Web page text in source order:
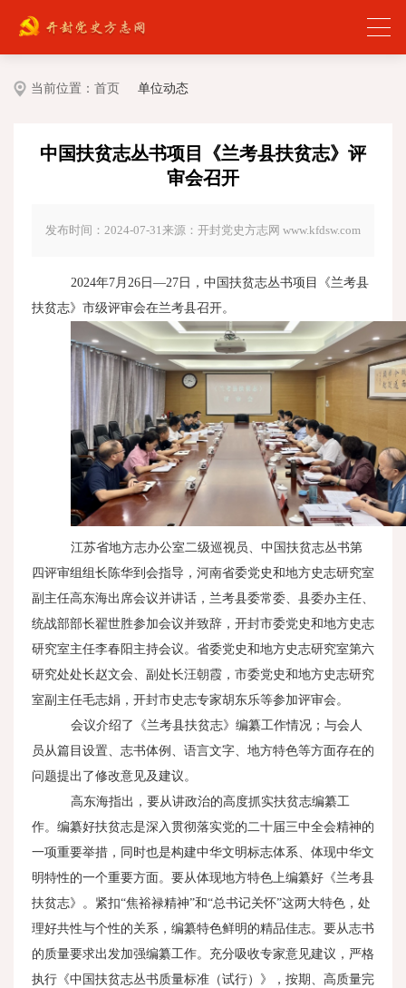
当前位置： 首页 单位动态
中国扶贫志丛书项目《兰考县扶贫志》评
审会召开
发布时间：2024-07-31来源：开封党史方志网 www.kfdsw.com
2024年7月 26日—27日，中国扶贫志丛书项目《兰考县
扶贫志》市级评审会在兰考县召开。
江苏省地方志办公室二级巡视员、中国扶贫志丛书第
四评审组组长陈华到会指导，河南省委党史和地方史志研究室
副主任高东海出席会议并讲话，兰考县委常委、县委办主任、
统战部部长翟世胜参加会议并致辞，开封市委党史和地方史志
研究室主任李春阳主持会议。省委党史和地方史志研究室第六
研究处处长赵文会、副处长汪朝霞，市委党史和地方史志研究
室副主任毛志娟，开封市史志专家胡东乐等参加评审会。
会议介绍了《兰考县扶贫志》编纂工作情况；与会人
员从篇目设置、志书体例、语言文字、地方特色等方面存在的
问题提出了修改意见及建议。
高东海指出，要从讲政治的高度抓实扶贫志编纂工
作。编纂好扶贫志是深入贯彻落实党的二十届三中全会精神的
一项重要举措，同时也是构建中华文明标志体系、体现中华文
明特性的一个重要方面。要从体现地方特色上编纂好《兰考县
扶贫志》。紧扣“焦裕禄精神”和“总书记关怀”这两大特色，处
理好共性与个性的关系，编纂特色鲜明的精品佳志。要从志书
的质量要求出发加强编纂工作。充分吸收专家意见建议，严格
执行《中国扶贫志丛书质量标准（试行）》，按期、高质量完